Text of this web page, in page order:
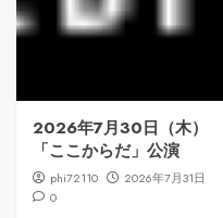
2026年7月30日（木）
「ここからだ」公演
phi72110
2026年7月31日
0